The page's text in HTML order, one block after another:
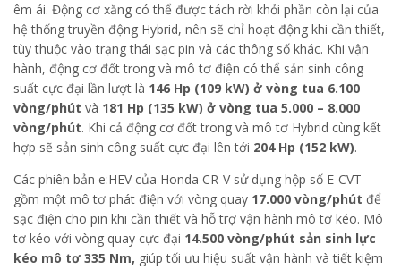
êm ái. Động cơ xăng có thể được tách rời khỏi phần còn lại của
hệ thống truyền động Hybrid, nên sẽ chỉ hoạt động khi cần thiết,
tùy thuộc vào trạng thái sạc pin và các thông số khác. Khi vận
hành, động cơ đốt trong và mô tơ điện có thể sản sinh công
suất cực đại lần lượt là 146 Hp (109 kW) ở vòng tua 6.100
vòng/phút và 181 Hp (135 kW) ở vòng tua 5.000 – 8.000
vòng/phút. Khi cả động cơ đốt trong và mô tơ Hybrid cùng kết
hợp sẽ sản sinh công suất cực đại lên tới 204 Hp (152 kW).
Các phiên bản e:HEV của Honda CR-V sử dụng hộp số E-CVT
gồm một mô tơ phát điện với vòng quay 17.000 vòng/phút để
sạc điện cho pin khi cần thiết và hỗ trợ vận hành mô tơ kéo. Mô
tơ kéo với vòng quay cực đại 14.500 vòng/phút sản sinh lực
kéo mô tơ 335 Nm, giúp tối ưu hiệu suất vận hành và tiết kiệm